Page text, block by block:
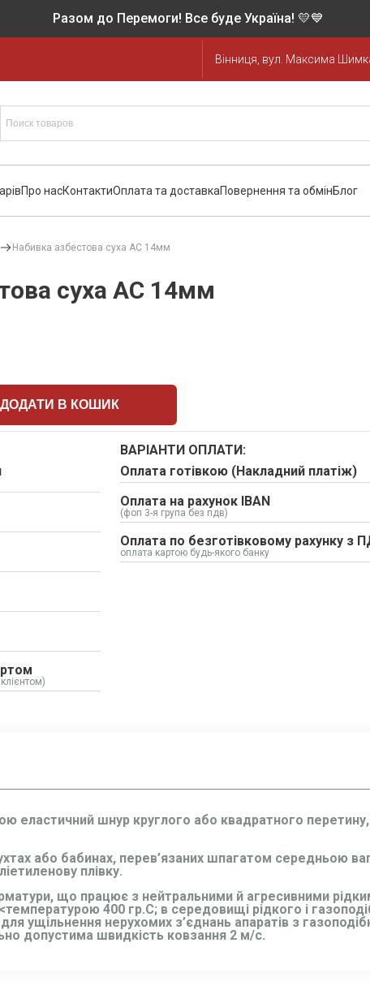
Разом до Перемоги! Все буде Україна! 💛💙
Вінниця, вул. Максима
Про насКонтактиОплата та доставкаПовернення та обмінБлог
Набивка азбестова суха АС 14мм
суха АС 14мм
ДОДАТИ В КОШИК
ВАРІАНТИ ОПЛАТИ:
Оплата готівкою (Накладний платіж)
Оплата на рахунок IBAN
(фоп 3-я група без пдв)
Оплата по безготівковому рахунку з
оплата картою будь-якого банку
еластичний шнур круглого або квадратного
або бабинах, перев’язаних шпагатом середньою
плівку.
що працює з нейтральними й агресивними
400 гр.C; в середовищі рідкого і
ущільнення нерухомих з’єднань апаратів з
допустима швидкість ковзання 2 м/c.